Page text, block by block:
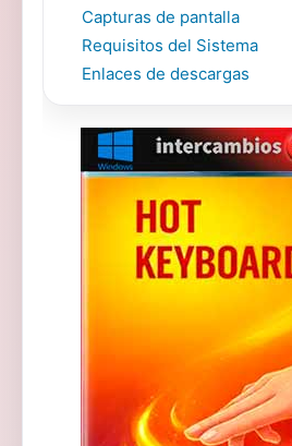
Capturas de pantalla
Requisitos del Sistema
Enlaces de descargas